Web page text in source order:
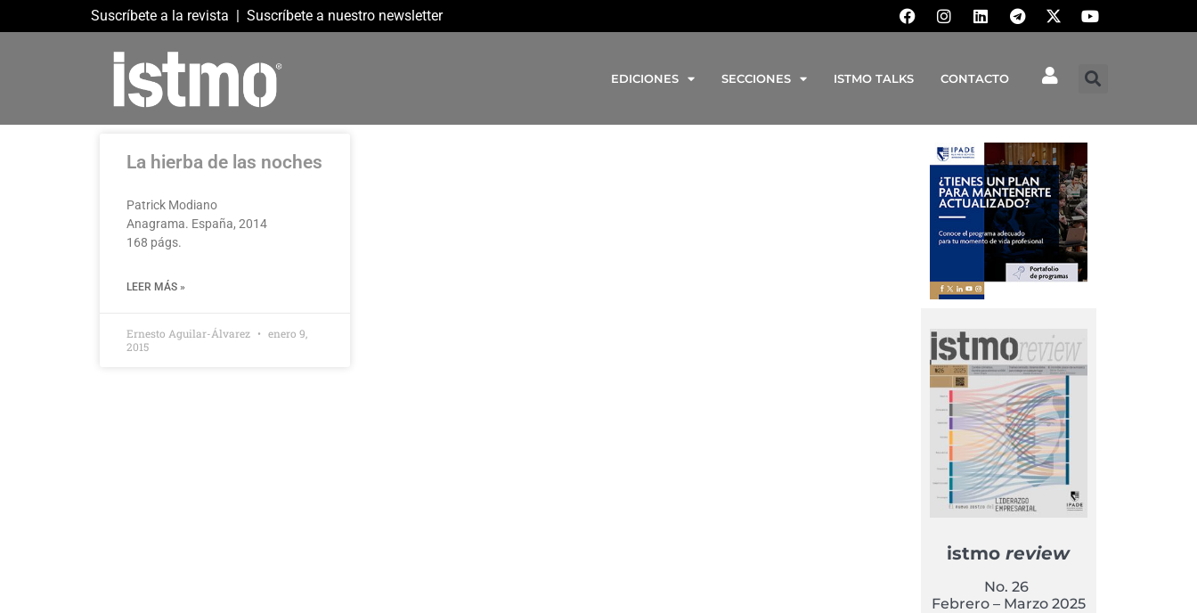
Suscríbete a la revista | Suscríbete a nuestro newsletter
EDICIONES SECCIONES ISTMO TALKS CONTACTO
La hierba de las noches
Patrick Modiano
Anagrama. España, 2014
168 págs.
LEER MÁS »
Ernesto Aguilar-Álvarez
enero 9,
2015
istmoreview
No. 26
Febrero – Marzo 2025